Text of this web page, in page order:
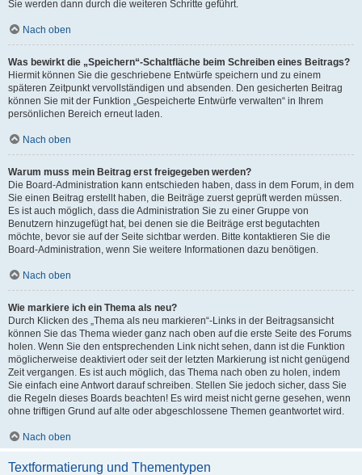
Sie werden dann durch die weiteren Schritte geführt.
Nach oben
Was bewirkt die „Speichern“-Schaltfläche beim Schreiben eines Beitrags?
Hiermit können Sie die geschriebene Entwürfe speichern und zu einem
späteren Zeitpunkt vervollständigen und absenden. Den gesicherten Beitrag
können Sie mit der Funktion „Gespeicherte Entwürfe verwalten“ in Ihrem
persönlichen Bereich erneut laden.
Nach oben
Warum muss mein Beitrag erst freigegeben werden?
Die Board-Administration kann entschieden haben, dass in dem Forum, in dem
Sie einen Beitrag erstellt haben, die Beiträge zuerst geprüft werden müssen.
Es ist auch möglich, dass die Administration Sie zu einer Gruppe von
Benutzern hinzugefügt hat, bei denen sie die Beiträge erst begutachten
möchte, bevor sie auf der Seite sichtbar werden. Bitte kontaktieren Sie die
Board-Administration, wenn Sie weitere Informationen dazu benötigen.
Nach oben
Wie markiere ich ein Thema als neu?
Durch Klicken des „Thema als neu markieren“-Links in der Beitragsansicht
können Sie das Thema wieder ganz nach oben auf die erste Seite des Forums
holen. Wenn Sie den entsprechenden Link nicht sehen, dann ist die Funktion
möglicherweise deaktiviert oder seit der letzten Markierung ist nicht genügend
Zeit vergangen. Es ist auch möglich, das Thema nach oben zu holen, indem
Sie einfach eine Antwort darauf schreiben. Stellen Sie jedoch sicher, dass Sie
die Regeln dieses Boards beachten! Es wird meist nicht gerne gesehen, wenn
ohne triftigen Grund auf alte oder abgeschlossene Themen geantwortet wird.
Nach oben
Textformatierung und Thementypen